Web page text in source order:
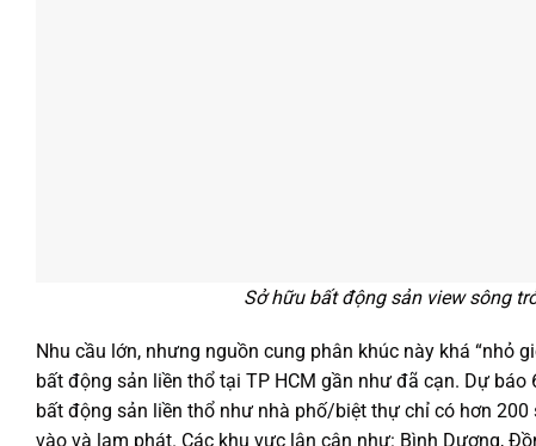
Sở hữu bất động sản view sông
Nhu cầu lớn, nhưng nguồn cung phân khúc này khá “nhỏ
bất động sản liền thổ tại TP HCM gần như đã cạn. Dự
bất động sản liền thổ như nhà phố/biệt thự chỉ có hơn
vào và lạm phát. Các khu vực lân cận như: Bình Dương,